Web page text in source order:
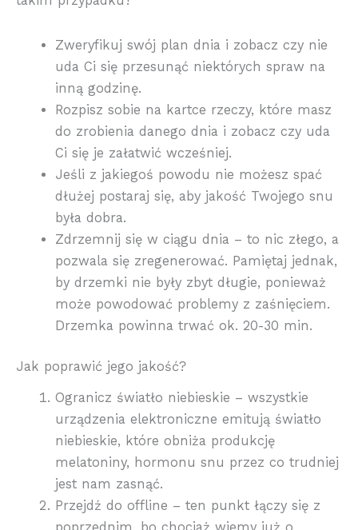
Zweryfikuj swój plan dnia i zobacz czy nie
uda Ci się przesunąć niektórych spraw na
inną godzinę.
Rozpisz sobie na kartce rzeczy, które masz
do zrobienia danego dnia i zobacz czy uda
Ci się je załatwić wcześniej.
Jeśli z jakiegoś powodu nie możesz spać
dłużej postaraj się, aby jakość Twojego snu
była dobra.
Zdrzemnij się w ciągu dnia – to nic złego, a
pozwala się zregenerować. Pamiętaj jednak,
by drzemki nie były zbyt długie, ponieważ
może powodować problemy z zaśnięciem.
Drzemka powinna trwać ok. 20-30 min.
Jak poprawić jego jakość?
Ogranicz światło niebieskie – wszystkie
urządzenia elektroniczne emitują światło
niebieskie, które obniża produkcję
melatoniny, hormonu snu przez co trudniej
jest nam zasnąć.
Przejdź do offline – ten punkt łączy się z